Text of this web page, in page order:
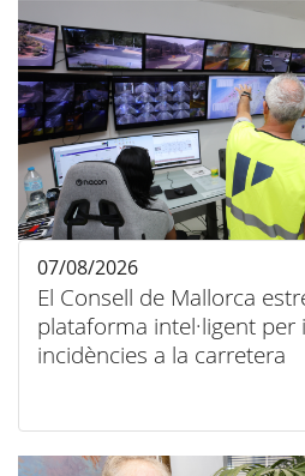
El Consell de Mallorca
plataforma intel·ligent
incidències a la carretera
07/08/2026